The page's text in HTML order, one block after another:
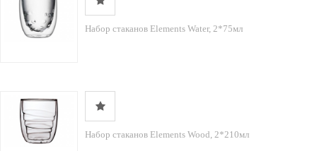
Набор стаканов Elements Water, 2*75мл
Набор стаканов Elements Wood, 2*210мл